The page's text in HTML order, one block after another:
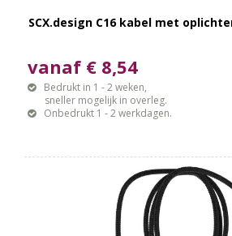
SCX.design C16 kabel met
vanaf € 8,54
Bedrukt in 1 - 2 weken,
sneller mogelijk in overleg.
Onbedrukt 1 - 2 werkdagen.